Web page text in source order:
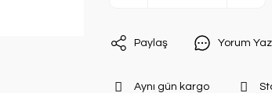
Paylaş Yorum Yaz
Aynı gün kargo